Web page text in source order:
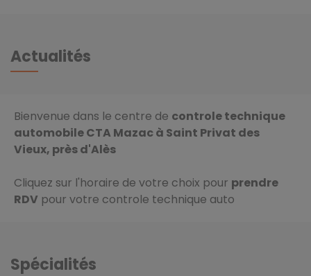
Actualités
Bienvenue dans le centre de controle technique
automobile CTA Mazac à Saint Privat des
Vieux, près d'Alès
Cliquez sur l'horaire de votre choix pour prendre
RDV pour votre controle technique auto
Spécialités